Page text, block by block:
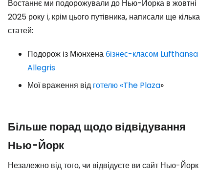
Востаннє ми подорожували до Нью-Йорка в жовтні
2025 року і, крім цього путівника, написали ще кілька
статей:
Подорож із Мюнхена бізнес-класом Lufthansa
Allegris
Мої враження від готелю «The Plaza»
Більше порад щодо відвідування
Нью-Йорк
Незалежно від того, чи відвідуєте ви сайт Нью-Йорк